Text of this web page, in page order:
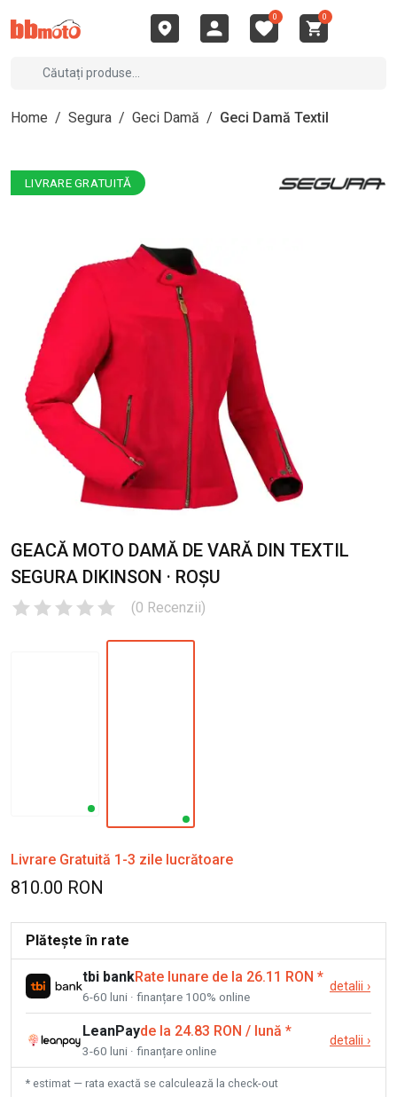
0 0
Home / Segura / Geci Damă / Geci Damă Textil
LIVRARE GRATUITĂ
GEACĂ MOTO DAMĂ DE VARĂ DIN TEXTIL
SEGURA DIKINSON · ROȘU
(0 Recenzii)
Livrare Gratuită 1-3 zile lucrătoare
810.00 RON
Plătește în rate
tbi bankRate lunare de la 26.11 RON *
6-60 luni · finanțare 100% online
detalii ›
LeanPayde la 24.83 RON / lună *
3-60 luni · finanțare online
detalii ›
* estimat — rata exactă se calculează la check-out